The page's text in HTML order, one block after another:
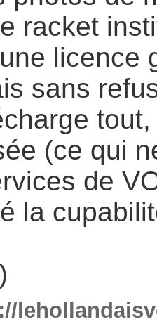
racket
licence
sans
(ce qui
de
la